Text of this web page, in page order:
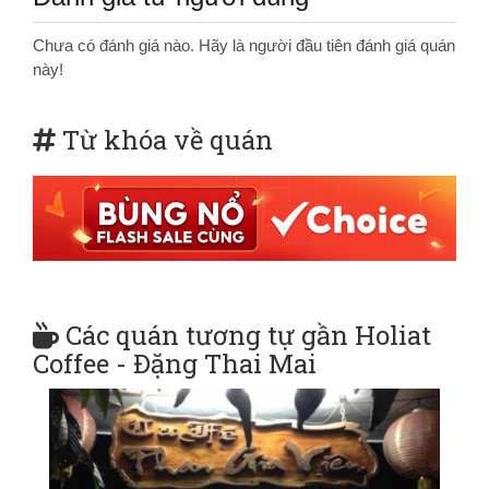
Chưa có đánh giá nào. Hãy là người đầu tiên đánh giá quán
này!
Từ khóa về quán
Các quán tương tự gần Holiat
Coffee - Đặng Thai Mai